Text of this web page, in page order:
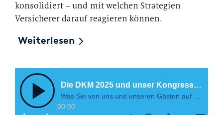
konsolidiert – und mit welchen Strategien
Versicherer darauf reagieren können.
Weiterlesen